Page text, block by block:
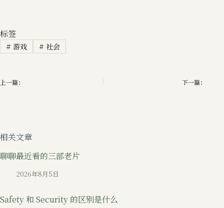
标签
# 游戏 # 社会
上一篇： 下一篇：
相关文章
聊聊最近看的三部老片
2026年8月5日
Safety 和 Security 的区别是什么